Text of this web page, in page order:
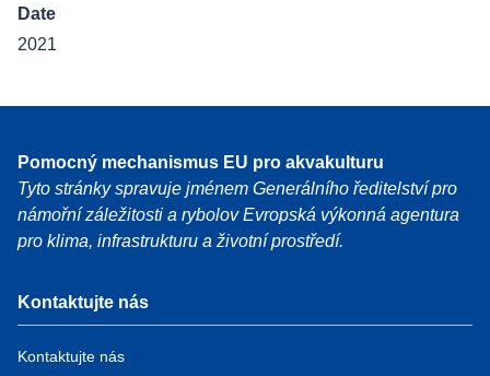
Date
2021
Pomocný mechanismus EU pro akvakulturu
Tyto stránky spravuje jménem Generálního ředitelství pro
námořní záležitosti a rybolov Evropská výkonná agentura
pro klima, infrastrukturu a životní prostředí.
Kontaktujte nás
Kontaktujte nás